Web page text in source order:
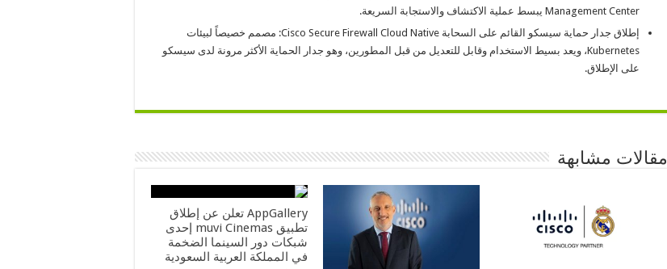
Management Center يبسط عملية الاكتشاف والاستجابة السريعة.
إطلاق جدار حماية سيسكو القائم على السحابة Cisco Secure Firewall Cloud Native: مصمم خصيصاً لبيئات
Kubernetes، ويعد بسيط الاستخدام وقابل للتعديل من قبل المطورين، وهو جدار الحماية الأكثر مرونة لدى سيسكو
على الإطلاق.
مقالات مشابهة
AppGallery تعلن عن إطلاق
تطبيق muvi Cinemas إحدى
شبكات دور السينما الضخمة
في المملكة العربية السعودية